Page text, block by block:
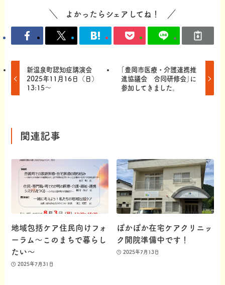
よかったらシェアしてね！
新温泉町認知症講演会
2025年11月16日（日）
13:15〜
｢豊岡市医療・介護連携推
進協議会 合同研修会｣に
参加してきました。
関連記事
地域包括ケア住民向けフォ
ーラム～このまちで暮らし
たい～
2025年7月31日
ぽかぽか在宅ケアクリニッ
ク開院準備中です！
2025年7月13日